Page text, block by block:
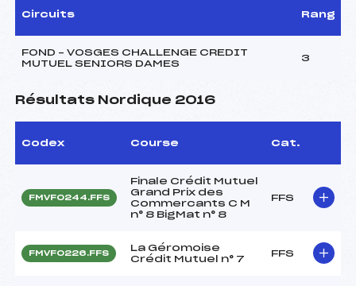
Circuits Rang
FOND – VOSGES CHALLENGE CREDIT
MUTUEL SENIORS DAMES
3
Résultats Nordique 2016
Codex Course Cat.
FMVF0244.FFS
Finale Crédit Mutuel
Grand Prix des
Commercants C M
n° 8 BigMat n° 8
FFS
FMVF0226.FFS
La Géromoise
Crédit Mutuel n° 7
FFS